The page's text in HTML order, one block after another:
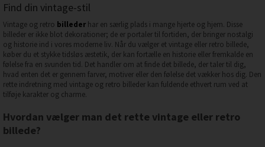
Find din vintage-stil
Vintage og retro billeder har en særlig plads i mange hjerte og hjem. Disse
billeder er ikke blot dekorationer; de er portaler til fortiden, der bringer nostalgi
og historie ind i vores moderne liv. Når du vælger et vintage eller retro billede,
køber du et stykke tidsløs æstetik, der kan fortælle en historie eller fremkalde en
følelse fra en svunden tid. Det handler om at finde det billede, der taler til dig,
hvad enten det er gennem farver, motiver eller den følelse det vækker hos dig. Den
rette indretning med vintage og retro billeder kan fuldende ethvert rum ved at
tilføje karakter og charme.
Hvordan vælger man det rette vintage eller retro
billede?